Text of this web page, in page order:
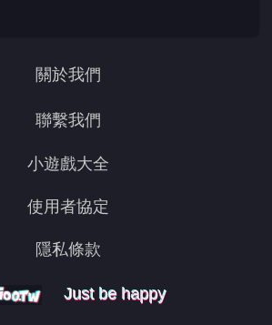
關於我們
聯繫我們
小遊戲大全
使用者協定
隱私條款
Just be happy
Just be happy
Just be happy